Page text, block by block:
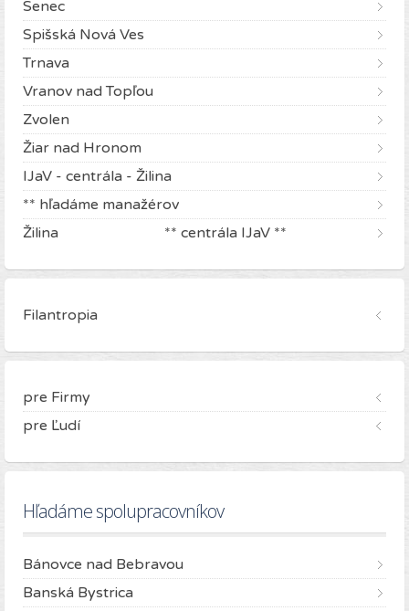
Senec
Spišská Nová Ves
Trnava
Vranov nad Topľou
Zvolen
Žiar nad Hronom
IJaV - centrála - Žilina
** hľadáme manažérov
Žilina ** centrála IJaV **
Filantropia
pre Firmy
pre Ľudí
Hľadáme spolupracovníkov
Bánovce nad Bebravou
Banská Bystrica